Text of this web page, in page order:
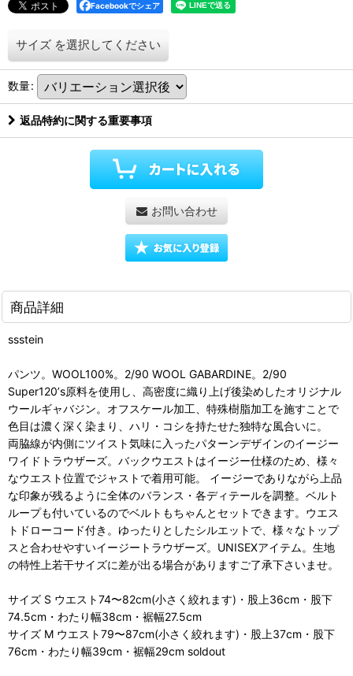
Facebookでシェア
サイズ を選択してください
数量:
返品特約に関する重要事項
お問い合わせ
商品詳細
ssstein
パンツ。WOOL100%。2/90 WOOL GABARDINE。2/90
Super120ʼs原料を使用し、高密度に織り上げ後染めしたオリジナル
ウールギャバジン。オフスケール加工、特殊樹脂加工を施すことで
色目は濃く深く染まり、ハリ・コシを持たせた独特な風合いに。
両脇線が内側にツイスト気味に入ったパターンデザインのイージー
ワイドトラウザーズ。バックウエストはイージー仕様のため、様々
なウエスト位置でジャストで着用可能。 イージーでありながら上品
な印象が残るように全体のバランス・各ディテールを調整。ベルト
ループも付いているのでベルトもちゃんとセットできます。ウエス
トドローコード付き。ゆったりとしたシルエットで、様々なトップ
スと合わせやすいイージートラウザーズ。UNISEXアイテム。生地
の特性上若干サイズに差が出る場合がありますご了承下さいませ。
サイズ S ウエスト74〜82cm(小さく絞れます)・股上36cm・股下
74.5cm・わたり幅38cm・裾幅27.5cm
サイズ M ウエスト79〜87cm(小さく絞れます)・股上37cm・股下
76cm・わたり幅39cm・裾幅29cm soldout